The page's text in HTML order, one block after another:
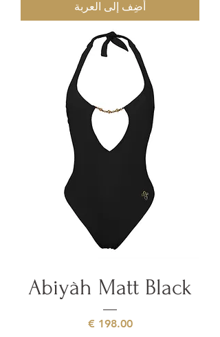
أضِف إلى العربة
Abiyàh Matt Black
السعر‏198.00 €